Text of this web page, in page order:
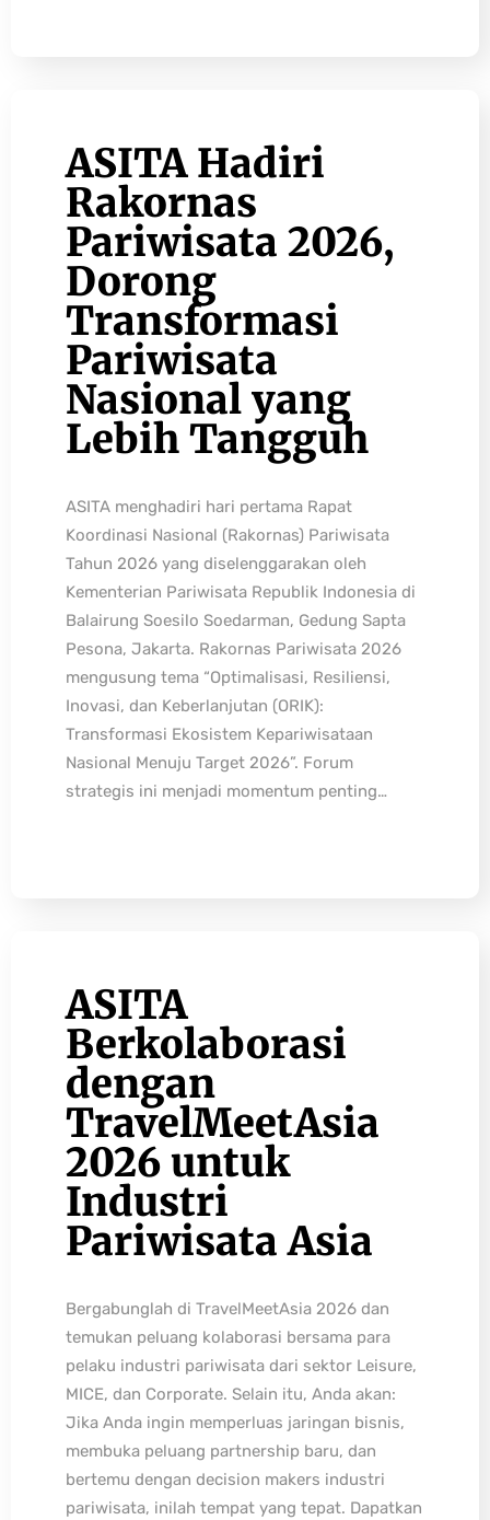
ASITA Hadiri
Rakornas
Pariwisata 2026,
Dorong
Transformasi
Pariwisata
Nasional yang
Lebih Tangguh
ASITA menghadiri hari pertama Rapat
Koordinasi Nasional (Rakornas) Pariwisata
Tahun 2026 yang diselenggarakan oleh
Kementerian Pariwisata Republik Indonesia di
Balairung Soesilo Soedarman, Gedung Sapta
Pesona, Jakarta. Rakornas Pariwisata 2026
mengusung tema “Optimalisasi, Resiliensi,
Inovasi, dan Keberlanjutan (ORIK):
Transformasi Ekosistem Kepariwisataan
Nasional Menuju Target 2026”. Forum
strategis ini menjadi momentum penting…
ASITA
Berkolaborasi
dengan
TravelMeetAsia
2026 untuk
Industri
Pariwisata Asia
Bergabunglah di TravelMeetAsia 2026 dan
temukan peluang kolaborasi bersama para
pelaku industri pariwisata dari sektor Leisure,
MICE, dan Corporate. Selain itu, Anda akan:
Jika Anda ingin memperluas jaringan bisnis,
membuka peluang partnership baru, dan
bertemu dengan decision makers industri
pariwisata, inilah tempat yang tepat. Dapatkan